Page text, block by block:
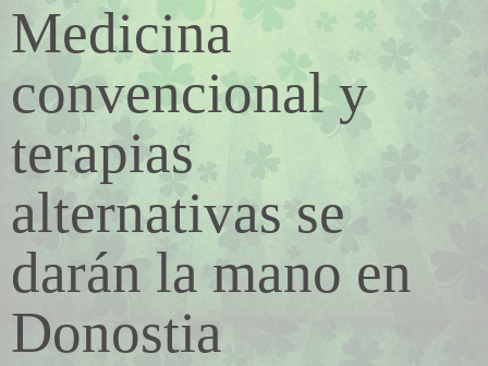
Medicina
convencional y
terapias
alternativas se
darán la mano en
Donostia